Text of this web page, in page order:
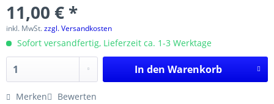
11,00 € *
inkl. MwSt.zzgl. Versandkosten
Sofort versandfertig, Lieferzeit ca. 1-3 Werktage
In den Warenkorb
Merken Bewerten